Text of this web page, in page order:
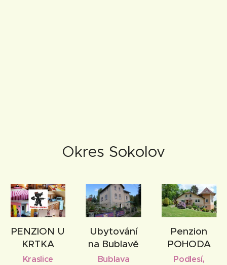
Okres Sokolov
PENZION U
KRTKA
Kraslice
Ubytování
na Bublavě
Bublava
Penzion
POHODA
Podlesí,